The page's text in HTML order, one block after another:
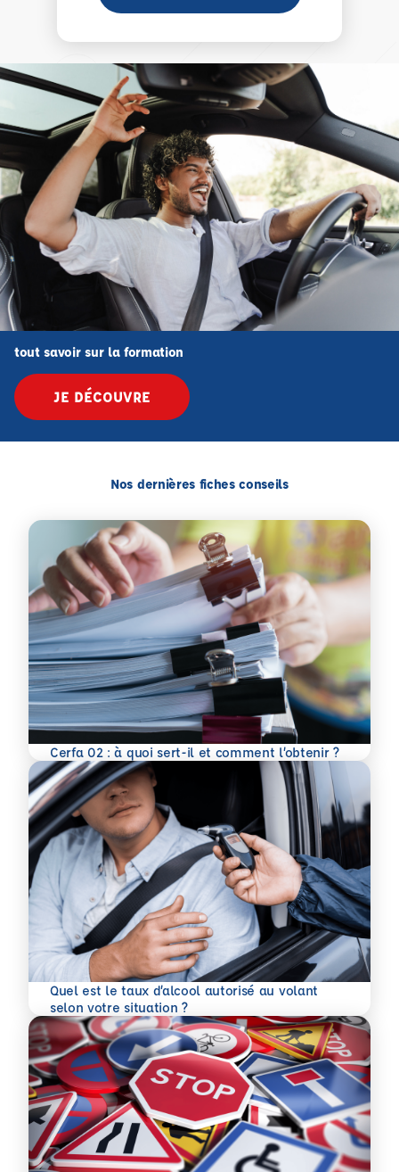
tout savoir sur la formation
JE DÉCOUVRE
Nos dernières fiches conseils
Cerfa 02 : à quoi sert-il et comment l’obtenir ?
En savoir plus
Quel est le taux d’alcool autorisé au volant
selon votre situation ?
En savoir plus